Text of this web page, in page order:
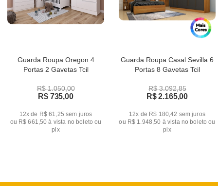
Guarda Roupa Oregon 4
Portas 2 Gavetas Tcil
R$ 1.050,00
R$ 735,00
12x de R$ 61,25 sem juros
ou R$ 661,50 à vista no boleto ou
pix
Guarda Roupa Casal Sevilla 6
Portas 8 Gavetas Tcil
R$ 3.092,85
R$ 2.165,00
12x de R$ 180,42 sem juros
ou R$ 1.948,50 à vista no boleto ou
pix